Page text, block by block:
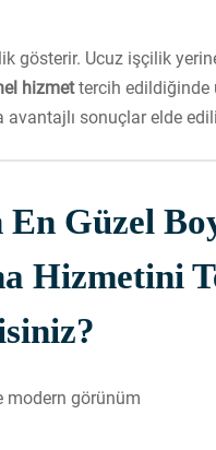
gösterir. Ucuz işçilik
hizmettercih edildiğinde
avantajlı sonuçlar elde
En Güzel
Hizmetini
modern görünüm